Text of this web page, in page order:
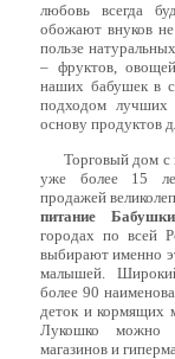
любовь всегда
обожают внуков
пользе
– фруктов,
наших бабушек в
подходом лучших
основу продуктов
Торговый дом с
уже более 15
продажей
питание
городах по всей
выбирают именно
малышей.
более 90
деток и кормящих
Лукошко можно
магазинов и